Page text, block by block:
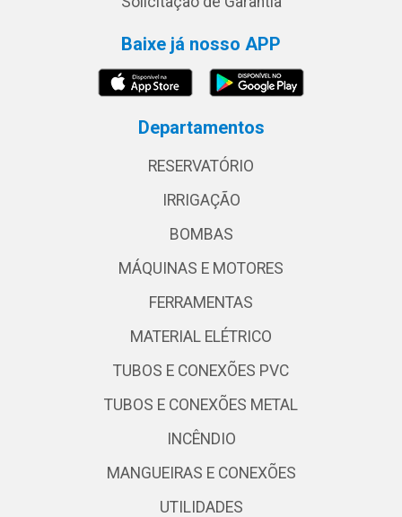
Baixe já nosso APP
Departamentos
RESERVATÓRIO
IRRIGAÇÃO
BOMBAS
MÁQUINAS E MOTORES
FERRAMENTAS
MATERIAL ELÉTRICO
TUBOS E CONEXÕES PVC
TUBOS E CONEXÕES METAL
INCÊNDIO
MANGUEIRAS E CONEXÕES
UTILIDADES